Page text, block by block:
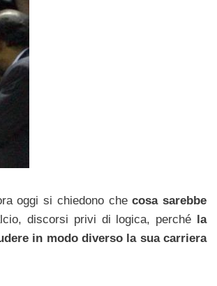
oggi si chiedono checosa sarebbe
discorsi privi di logica, perché
la
in modo diverso la sua carriera